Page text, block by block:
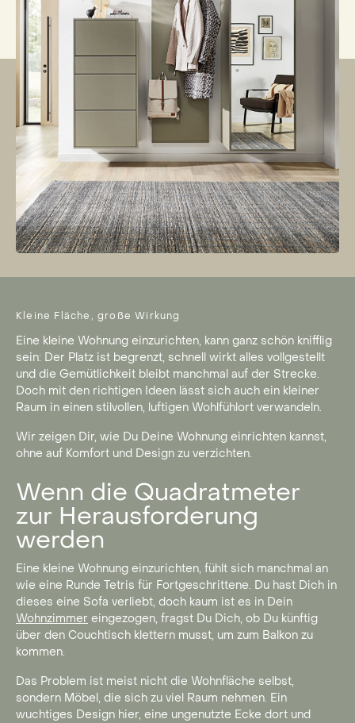
Kleine Fläche, große Wirkung
Eine kleine Wohnung einzurichten, kann ganz schön knifflig
sein: Der Platz ist begrenzt, schnell wirkt alles vollgestellt
und die Gemütlichkeit bleibt manchmal auf der Strecke.
Doch mit den richtigen Ideen lässt sich auch ein kleiner
Raum in einen stilvollen, luftigen Wohlfühlort verwandeln.
Wir zeigen Dir, wie Du Deine Wohnung einrichten kannst,
ohne auf Komfort und Design zu verzichten.
Wenn die Quadratmeter
zur Herausforderung
werden
Eine kleine Wohnung einzurichten, fühlt sich manchmal an
wie eine Runde Tetris für Fortgeschrittene. Du hast Dich in
dieses eine Sofa verliebt, doch kaum ist es in Dein
Wohnzimmer eingezogen, fragst Du Dich, ob Du künftig
über den Couchtisch klettern musst, um zum Balkon zu
kommen.
Das Problem ist meist nicht die Wohnfläche selbst,
sondern Möbel, die sich zu viel Raum nehmen. Ein
wuchtiges Design hier, eine ungenutzte Ecke dort und